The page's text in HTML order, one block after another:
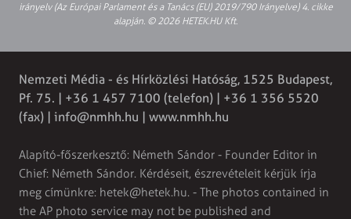
irányelv (Az Európai Parlament és a Tanács (EU) 2019/790 Irányelve) 4. cikke
alapján. © 2026 HETEK.HU Kft.
Nemzeti Média - és Hírközlési Hatóság, 1525 Budapest,
Pf. 75. | +36 1 457 7100 (telefon) | +36 1 356 5520
(fax) | info@nmhh.hu | www.nmhh.hu
Alapító-főszerkesztő: Németh Sándor - Founder Editor in
Chief: Németh Sándor. Kérdéseit, észrevételeit kérjük írja
meg címünkre: hetek@hetek.hu. - The photos contained in
the AP photo service may not be published and